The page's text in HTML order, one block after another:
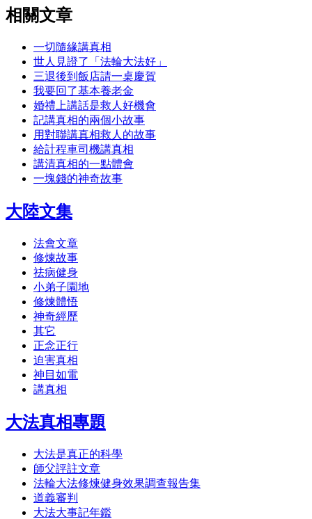
相關文章
一切隨緣講真相
世人見證了「法輪大法好」
三退後到飯店請一桌慶賀
我要回了基本養老金
婚禮上講話是救人好機會
記講真相的兩個小故事
用對聯講真相救人的故事
給計程車司機講真相
講清真相的一點體會
一塊錢的神奇故事
大陸文集
法會文章
修煉故事
祛病健身
小弟子園地
修煉體悟
神奇經歷
其它
正念正行
迫害真相
神目如電
講真相
大法真相專題
大法是真正的科學
師父評註文章
法輪大法修煉健身效果調查報告集
道義審判
大法大事記年鑑